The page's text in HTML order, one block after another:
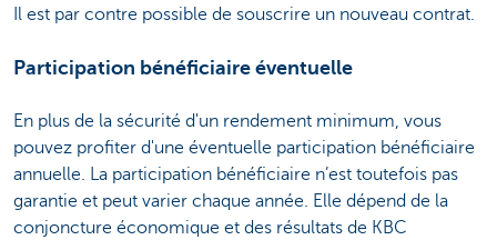
Il est par contre possible de souscrire un nouveau contrat.
Participation bénéficiaire éventuelle
En plus de la sécurité d'un rendement minimum, vous
pouvez profiter d'une éventuelle participation bénéficiaire
annuelle. La participation bénéficiaire n’est toutefois pas
garantie et peut varier chaque année. Elle dépend de la
conjoncture économique et des résultats de KBC